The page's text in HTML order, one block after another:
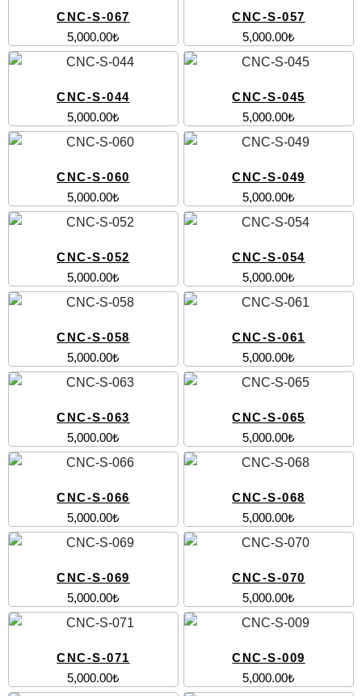
CNC-S-067
5,000.00₺
CNC-S-057
5,000.00₺
CNC-S-044
5,000.00₺
CNC-S-045
5,000.00₺
CNC-S-060
5,000.00₺
CNC-S-049
5,000.00₺
CNC-S-052
5,000.00₺
CNC-S-054
5,000.00₺
CNC-S-058
5,000.00₺
CNC-S-061
5,000.00₺
CNC-S-063
5,000.00₺
CNC-S-065
5,000.00₺
CNC-S-066
5,000.00₺
CNC-S-068
5,000.00₺
CNC-S-069
5,000.00₺
CNC-S-070
5,000.00₺
CNC-S-071
5,000.00₺
CNC-S-009
5,000.00₺